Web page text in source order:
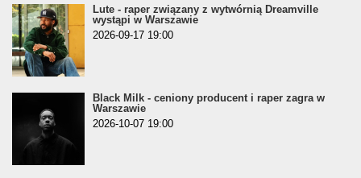
Lute - raper związany z wytwórnią Dreamville
wystąpi w Warszawie
2026-09-17 19:00
Black Milk - ceniony producent i raper zagra w
Warszawie
2026-10-07 19:00